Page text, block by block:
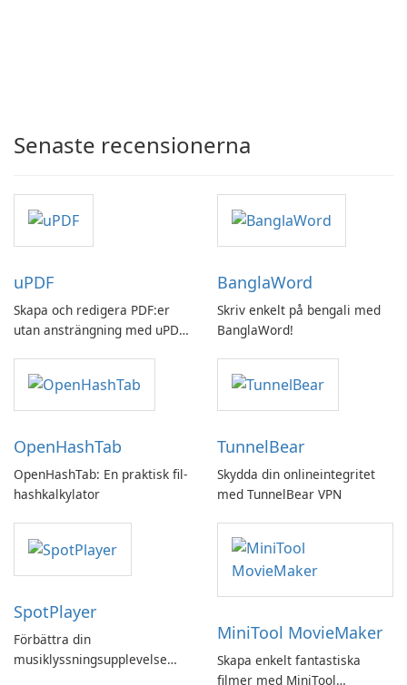
Senaste recensionerna
uPDF
Skapa och redigera PDF:er
utan ansträngning med uPDF
BanglaWord
Skriv enkelt på bengali med
BanglaWord!
OpenHashTab
OpenHashTab: En praktisk fil-
hashkalkylator
TunnelBear
Skydda din onlineintegritet
med TunnelBear VPN
SpotPlayer
Förbättra din
musiklyssningsupplevelse
MiniTool MovieMaker
Skapa enkelt fantastiska
filmer med MiniTool